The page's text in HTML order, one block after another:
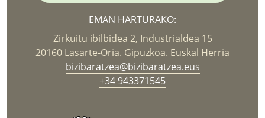
EMAN HARTURAKO:
Zirkuitu ibilbidea 2, Industrialdea 15
20160 Lasarte-Oria. Gipuzkoa. Euskal Herria
bizibaratzea@bizibaratzea.eus
+34 943371545